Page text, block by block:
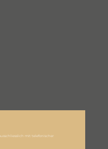
mit telefonischer